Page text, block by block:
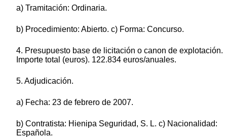
a) Tramitación: Ordinaria.
b) Procedimiento: Abierto. c) Forma: Concurso.
4. Presupuesto base de licitación o canon de explotación.
Importe total (euros). 122.834 euros/anuales.
5. Adjudicación.
a) Fecha: 23 de febrero de 2007.
b) Contratista: Hienipa Seguridad, S. L. c) Nacionalidad:
Española.